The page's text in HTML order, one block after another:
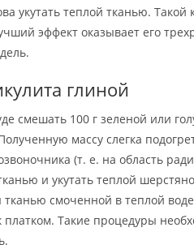
укутать теплой тканью.
эффект оказывает его
глиной
смешать 100 г зеленой или
массу слегка
(т. е. на область
и укутать теплой
смоченной в теплой
Такие процедуры